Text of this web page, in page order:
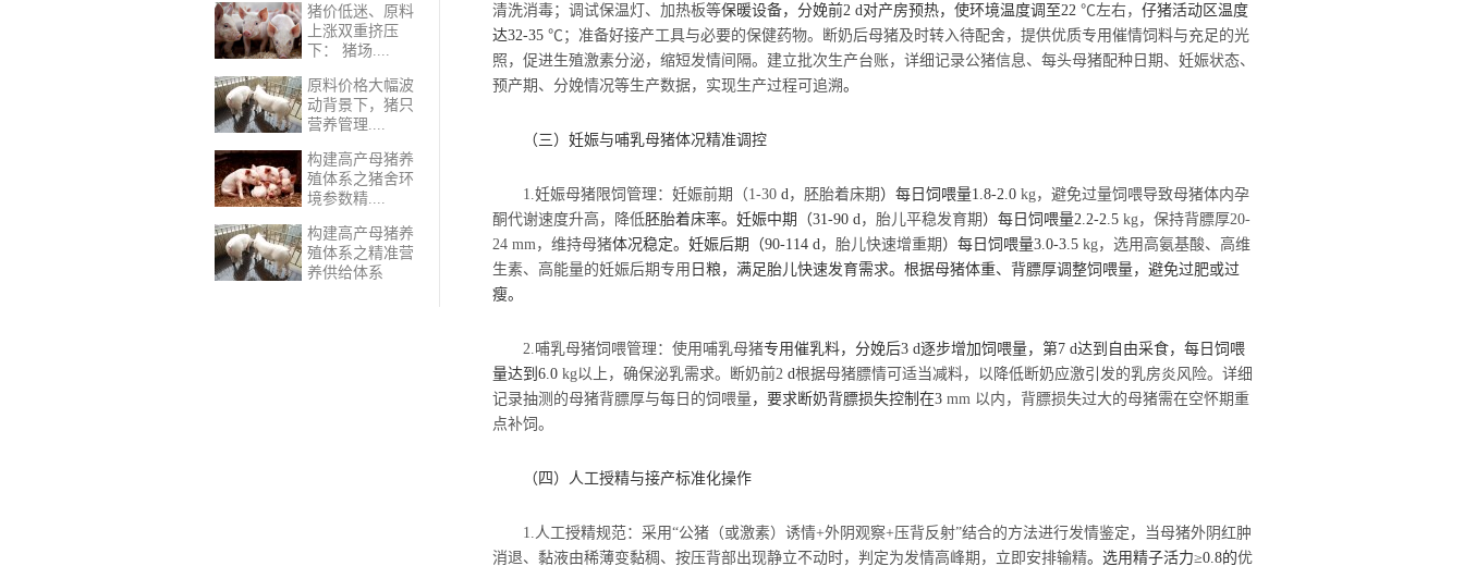
猪价低迷、原料
上涨双重挤压
下： 猪场....
原料价格大幅波
动背景下，猪只
营养管理....
构建高产母猪养
殖体系之猪舍环
境参数精....
构建高产母猪养
殖体系之精准营
养供给体系​
清洗消毒；调试保温灯、加热板等保暖设备，分娩前2 d对产房预热，使环境温度调至22 ℃左右， 仔猪活动区温度
达32-35 ℃；准备好接产工具与必要的保健药物。断奶后母猪及时转入待配舍，提供优质专用催情饲料与充足的光
照，促进生殖激素分泌，缩短发情间隔。建立批次生产台账，详细记录公猪信息、每头母猪配种日期、妊娠状态、
预产期、分娩情况等生产数据，实现生产过程可追溯。
（三）妊娠与哺乳母猪体况精准调控
1.妊娠母猪限饲管理：妊娠前期（1-30 d，胚胎着床期 ）每日饲喂量1.8-2.0 kg，避免过量饲喂导致母猪体内孕
酮代谢速度升高，降低胚胎着床率。妊娠中期（31-90 d，胎儿平稳发育期 ）每日饲喂量2.2-2.5 kg，保持背膘厚20-
24 mm，维持母猪体况稳定。妊娠后期（90-114 d，胎儿快速增重期 ）每日饲喂量3.0-3.5 kg，选用高氨基酸、高维
生素、高能量的妊娠后期专用 日粮，满足胎儿快速发育需求。根据母猪体重、背膘厚调整饲喂量，避免过肥或过
瘦。
2.哺乳母猪饲喂管理：使用哺乳母猪专用催乳料，分娩后3 d逐步增加饲喂量，第7 d达到自由采食，每日饲喂
量达到 6.0 kg以上，确保泌乳需求。断奶前2 d根据母猪膘情可适当减料，以降低断奶应激引发的乳房炎风险。详细
记录抽测的母猪背膘厚与每日的饲喂量，要求断奶背膘损失控制在3 mm 以内，背膘损失过大的母猪需在空怀期重
点补饲。
（四）人工授精与接产标准化操作
1.人工授精规范：采用“公猪（或激素）诱情+外阴观察+压背反射”结合的方法进行发情鉴定，当母猪外阴红肿
消退、黏液由稀薄变黏稠、按压背部出现静立不动时，判定为发情高峰期，立即安排输精。选用精子活力≥0.8的优